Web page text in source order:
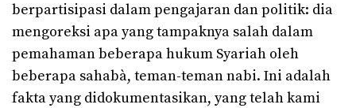
berpartisipasi dalam pengajaran dan politik: dia
mengoreksi apa yang tampaknya salah dalam
pemahaman beberapa hukum Syariah oleh
beberapa sahabà, teman-teman nabi. Ini adalah
fakta yang didokumentasikan, yang telah kami